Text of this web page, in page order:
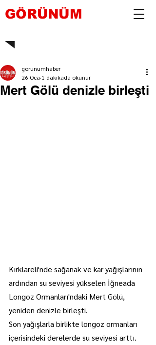
GÖRÜNÜM
Mert Gölü denizle birleşti
gorunumhaber
26 Oca 1 dakikada okunur
Kırklareli'nde sağanak ve kar yağışlarının
ardından su seviyesi yükselen İğneada
Longoz Ormanları'ndaki Mert Gölü,
yeniden denizle birleşti.
Son yağışlarla birlikte longoz ormanları
içerisindeki derelerde su seviyesi arttı.